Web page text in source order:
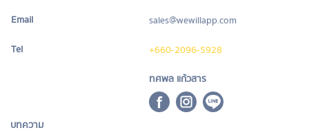
Email
sales@wewillapp.com
Tel
+660-2096-5928
ทศพล แก้วสาร
บทความ